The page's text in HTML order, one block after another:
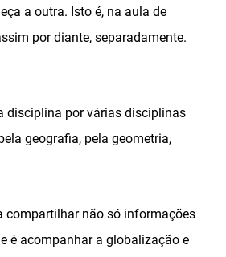
a outra. Isto é, na aula de
por diante, separadamente.
disciplina por várias disciplinas
geografia, pela geometria,
compartilhar não só informações
é acompanhar a globalização e